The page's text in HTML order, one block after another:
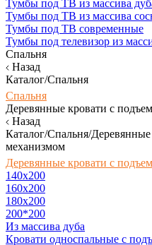
Тумбы под ТВ из массива
Тумбы под ТВ из массива
Тумбы под ТВ современные
Тумбы под телевизор из
Спальня
Назад
Каталог/Спальня
Спальня
Деревянные кровати с
Назад
Каталог/Спальня/
механизмом
Деревянные кровати с
140x200
160х200
180х200
200*200
Из массива дуба
Кровати односпальные с